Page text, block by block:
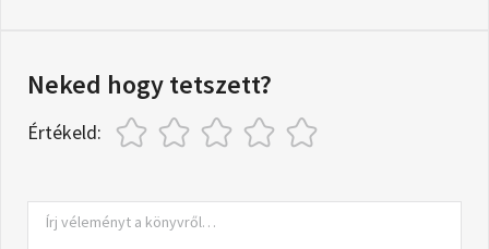
Neked hogy tetszett?
Értékeld: